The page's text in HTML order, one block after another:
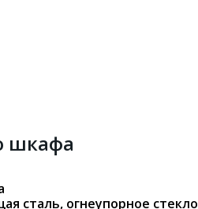
шкафа
сталь, огнеупорное стекло